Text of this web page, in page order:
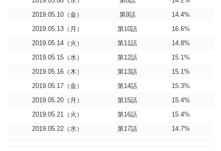
2019.05.10（金）
第9話
14.4%
2019.05.13（月）
第10話
16.6%
2019.05.14（火）
第11話
14.8%
2019.05.15（水）
第12話
15.1%
2019.05.16（木）
第13話
15.1%
2019.05.17（金）
第14話
15.3%
2019.05.20（月）
第15話
15.4%
2019.05.21（火）
第16話
15.4%
2019.05.22（水）
第17話 14.7%